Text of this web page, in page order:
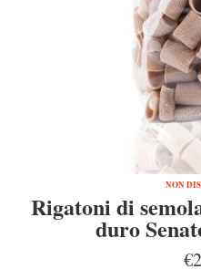
NON
Rigatoni di
duro